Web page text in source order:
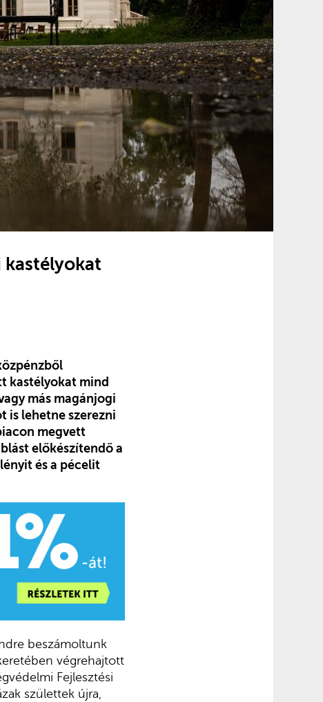
kastélyokat
kastélyokat mind
más magánjogi
is lehetne szerezni
megvett
előkészítendő a
és a pécelit
beszámoltunk
végrehajtott
Fejlesztési
születtek újra,